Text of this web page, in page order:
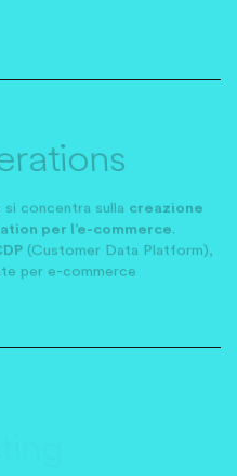
si concentra sulla
(Customer Data Platform),
per e-commerce